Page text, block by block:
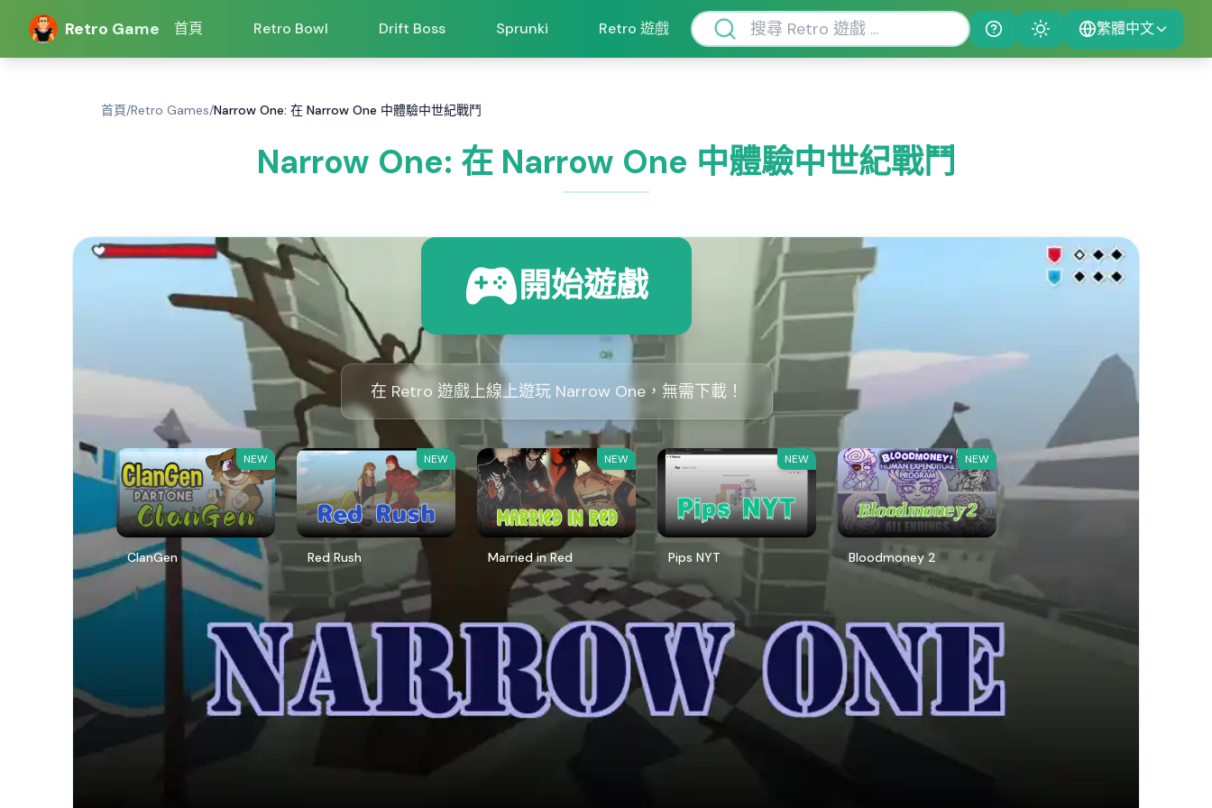
Retro Game 首頁 Retro Bowl Drift Boss Sprunki Retro 遊戲 Help Theme 繁體中文
首頁/Retro Games/Narrow One: 在 Narrow One 中體驗中世紀戰鬥
Narrow One: 在 Narrow One 中體驗中世紀戰鬥
開始遊戲
在 Retro 遊戲上線上遊玩 Narrow One，無需下載！
NEW
ClanGen
NEW
Red Rush
NEW
Married in Red
NEW
Pips NYT
NEW
Bloodmoney 2